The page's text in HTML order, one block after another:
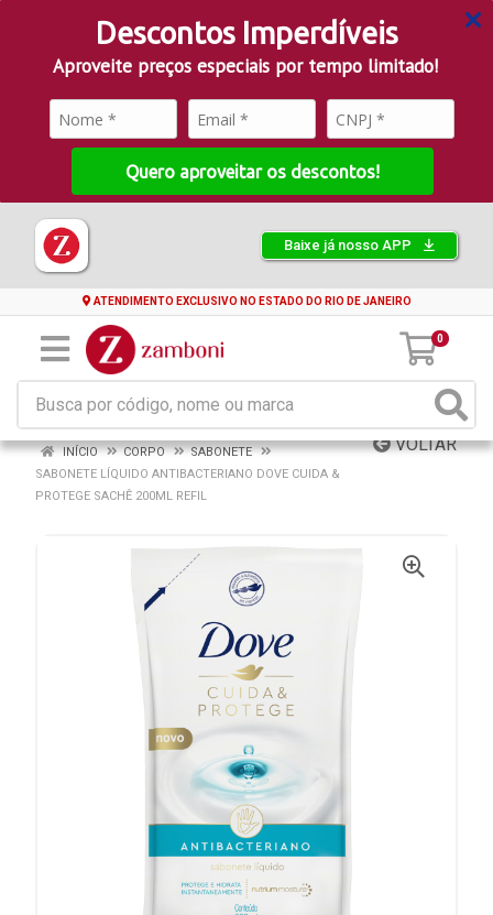
Descontos Imperdíveis
Aproveite preços especiais por tempo limitado!
Quero aproveitar os descontos!
Baixe já nosso APP
ATENDIMENTO EXCLUSIVO NO ESTADO DO RIO DE JANEIRO
0
VOLTAR
INÍCIO CORPO
SABONETE
SABONETE LÍQUIDO ANTIBACTERIANO DOVE CUIDA &
PROTEGE SACHÊ 200ML REFIL